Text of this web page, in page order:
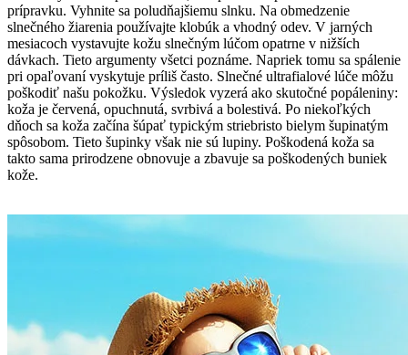
prípravku. Vyhnite sa poludňajšiemu slnku. Na obmedzenie
slnečného žiarenia používajte klobúk a vhodný odev. V jarných
mesiacoch vystavujte kožu slnečným lúčom opatrne v nižších
dávkach. Tieto argumenty všetci poznáme. Napriek tomu sa spálenie
pri opaľovaní vyskytuje príliš často. Slnečné ultrafialové lúče môžu
poškodiť našu pokožku. Výsledok vyzerá ako skutočné popáleniny:
koža je červená, opuchnutá, svrbivá a bolestivá. Po niekoľkých
dňoch sa koža začína šúpať typickým striebristo bielym šupinatým
spôsobom. Tieto šupinky však nie sú lupiny. Poškodená koža sa
takto sama prirodzene obnovuje a zbavuje sa poškodených buniek
kože.